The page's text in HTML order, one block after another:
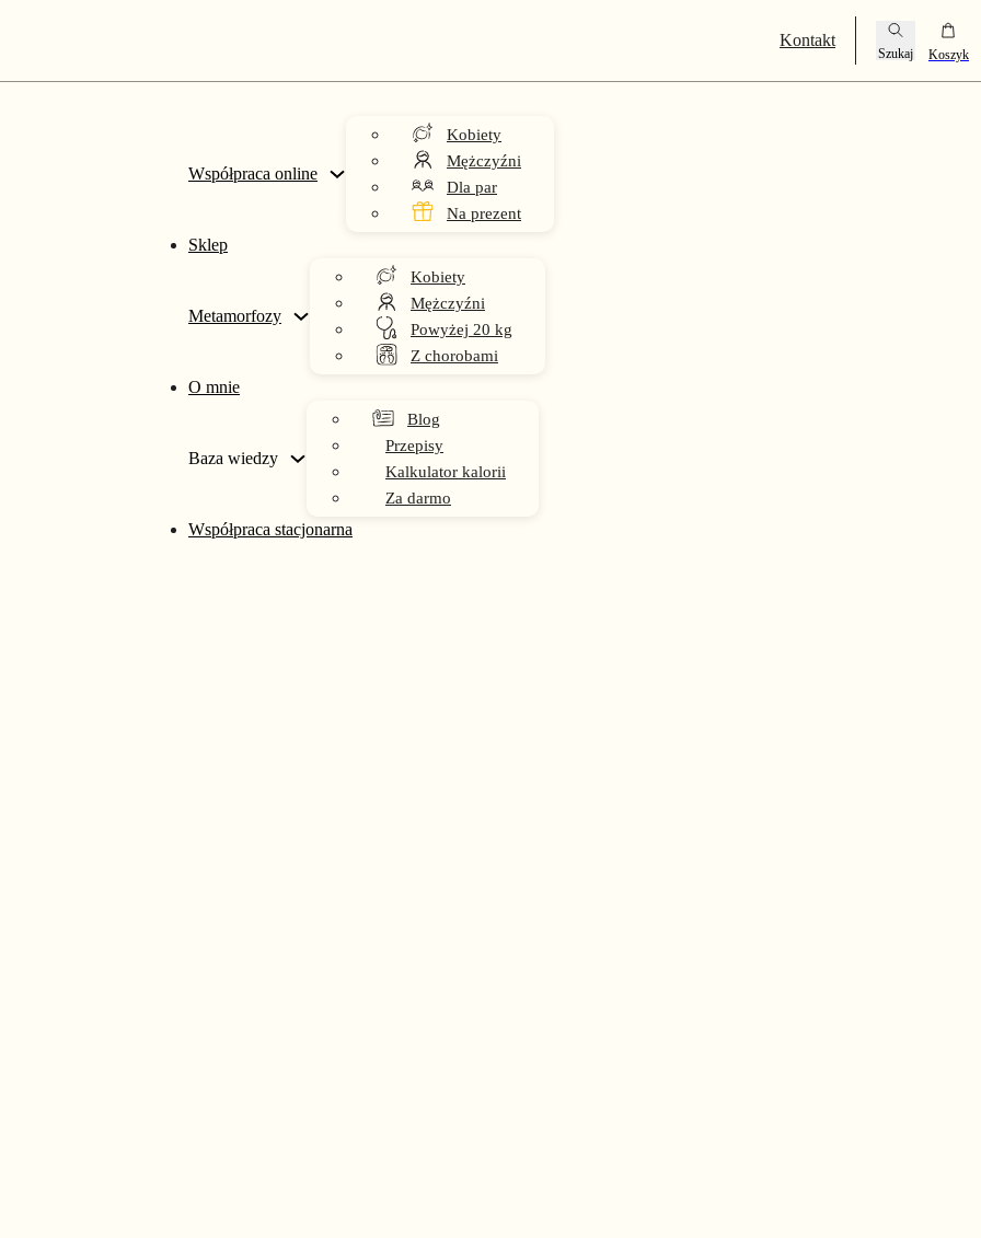
Kontakt
Współpraca online
Kobiety
Mężczyźni
Dla par
Na prezent
Sklep
Metamorfozy
Kobiety
Mężczyźni
Powyżej 20 kg
Z chorobami
O mnie
Baza wiedzy
Blog
Przepisy
Kalkulator kalorii
Za darmo
Współpraca stacjonarna
jak schudnąć bez stresu